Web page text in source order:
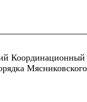
Координационный